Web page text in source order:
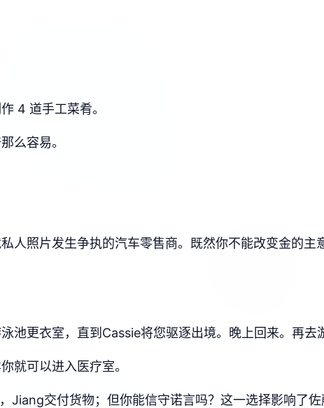
4 道手工菜肴。
么容易。
人照片发生争执的汽车零售商。既然你不能改变金的主
池更衣室，直到Cassie将您驱逐出境。晚上回来。再去
就可以进入医疗室。
交付货物；但你能信守诺言吗？这一选择影响了佐